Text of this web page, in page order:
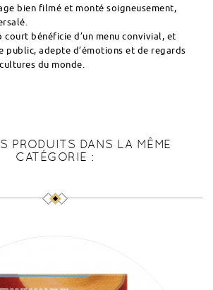
bien filmé et monté soigneusement,
court bénéficie d’un menu convivial, et
public, adepte d’émotions et de regards
du monde.
PRODUITS DANS LA MÊME
CATÉGORIE :